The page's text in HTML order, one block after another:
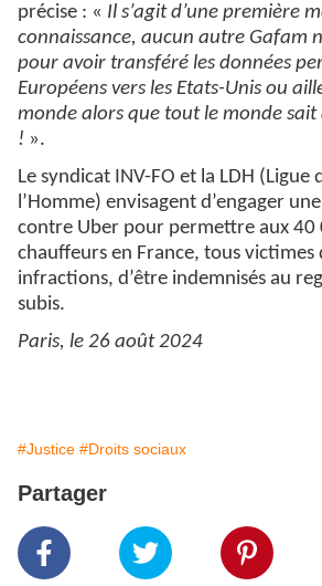
précise : « Il s’agit d’une première
connaissance, aucun autre Gafam
pour avoir transféré les données
Européens vers les Etats-Unis ou
monde alors que tout le monde sait
! ».
Le syndicat INV-FO et la LDH (Ligue
l’Homme) envisagent d’engager
contre Uber pour permettre aux 40
chauffeurs en France, tous victimes
infractions, d’être indemnisés au
subis.
Paris, le 26 août 2024
#Justice #Droits sociaux
Partager